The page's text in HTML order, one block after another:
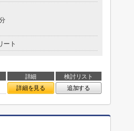
ート
詳細
検討リスト
詳細を見る 追加する